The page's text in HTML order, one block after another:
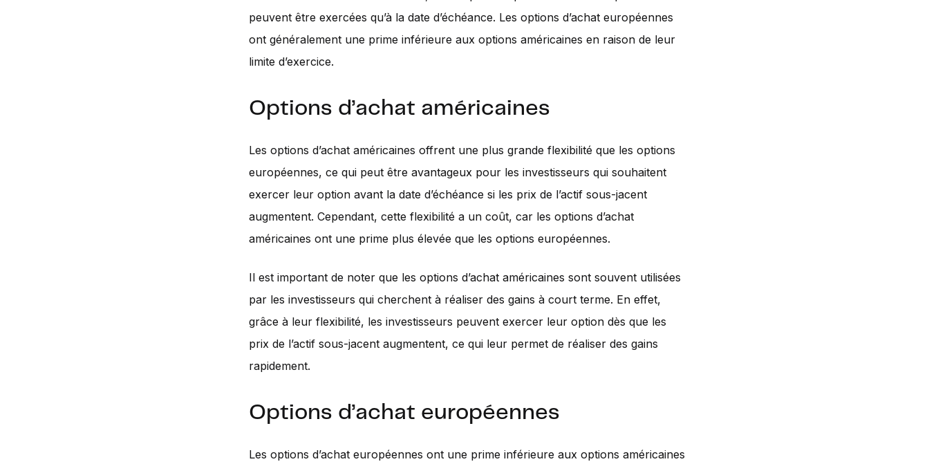
peuvent être exercées qu’à la date d’échéance. Les options d’achat européennes
ont généralement une prime inférieure aux options américaines en raison de leur
limite d’exercice.
Options d’achat américaines
Les options d’achat américaines offrent une plus grande flexibilité que les options
européennes, ce qui peut être avantageux pour les investisseurs qui souhaitent
exercer leur option avant la date d’échéance si les prix de l’actif sous-jacent
augmentent. Cependant, cette flexibilité a un coût, car les options d’achat
américaines ont une prime plus élevée que les options européennes.
Il est important de noter que les options d’achat américaines sont souvent utilisées
par les investisseurs qui cherchent à réaliser des gains à court terme. En effet,
grâce à leur flexibilité, les investisseurs peuvent exercer leur option dès que les
prix de l’actif sous-jacent augmentent, ce qui leur permet de réaliser des gains
rapidement.
Options d’achat européennes
Les options d’achat européennes ont une prime inférieure aux options américaines